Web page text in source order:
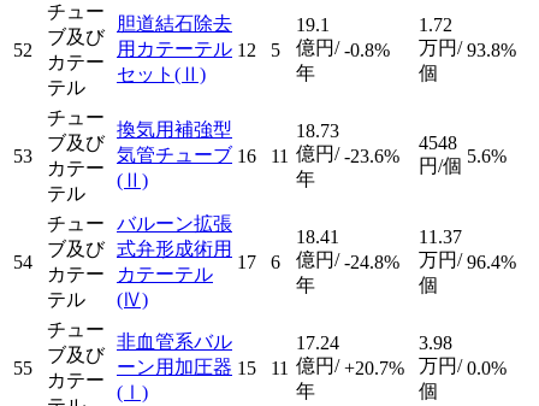
52
チュー
ブ及び
カテー
テル
胆道結石除去
用カテーテル
セット (Ⅱ)
12 5
19.1
億円/
年
-0.8%
1.72
万円/
個
93.8%
53
チュー
ブ及び
カテー
テル
換気用補強型
気管チューブ
(Ⅱ)
16 11
18.73
億円/
年
-23.6%
4548
円/個 5.6%
54
チュー
ブ及び
カテー
テル
バルーン拡張
式弁形成術用
カテーテル
(Ⅳ)
17 6
18.41
億円/
年
-24.8%
11.37
万円/
個
96.4%
55
チュー
ブ及び
カテー
非血管系バル
ーン用加圧器
(Ⅰ)
15 11
17.24
億円/
年
+20.7%
3.98
万円/
個
0.0%